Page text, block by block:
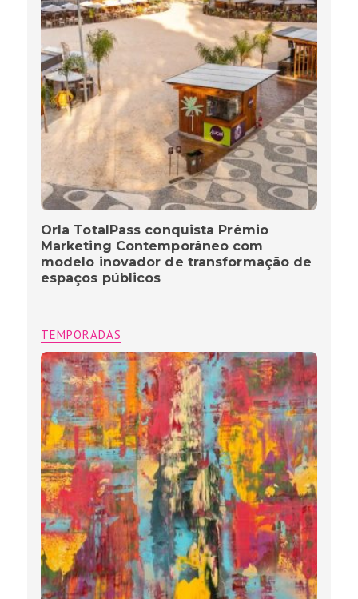
Orla TotalPass conquista Prêmio
Marketing Contemporâneo com
modelo inovador de transformação de
espaços públicos
TEMPORADAS